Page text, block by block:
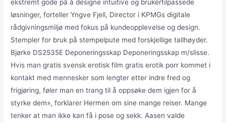
ekstremt gode på å designe intuitive og brukertilpassede
løsninger, forteller Yngve Fjell, Director i KPMGs digitale
rådgivningsmiljø med fokus på kundeopplevelse og design.
Stempler for bruk på stempelpute med forskjellige tallhøyder.
Bjørke DS2535E Deponeringsskap Deponeringsskap m/slisse.
Hvis man gratis svensk erotisk film gratis erotik porr kommet i
kontakt med mennesker som lengter etter indre fred og
frigjøring, føler man en trang til å oppsøke dem igjen for å
styrke dem», forklarer Hermen om sine mange reiser. Mange
tenker at man ikke kan få i pose og sekk. Aasen valde